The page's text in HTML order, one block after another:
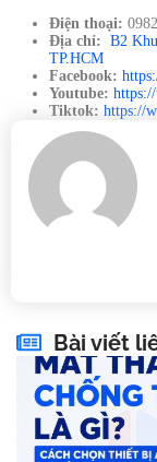
Điện thoại:
Địa chỉ: B2
TP.HCM
Facebook:
Youtube:
Tiktok: https://
Bài viết